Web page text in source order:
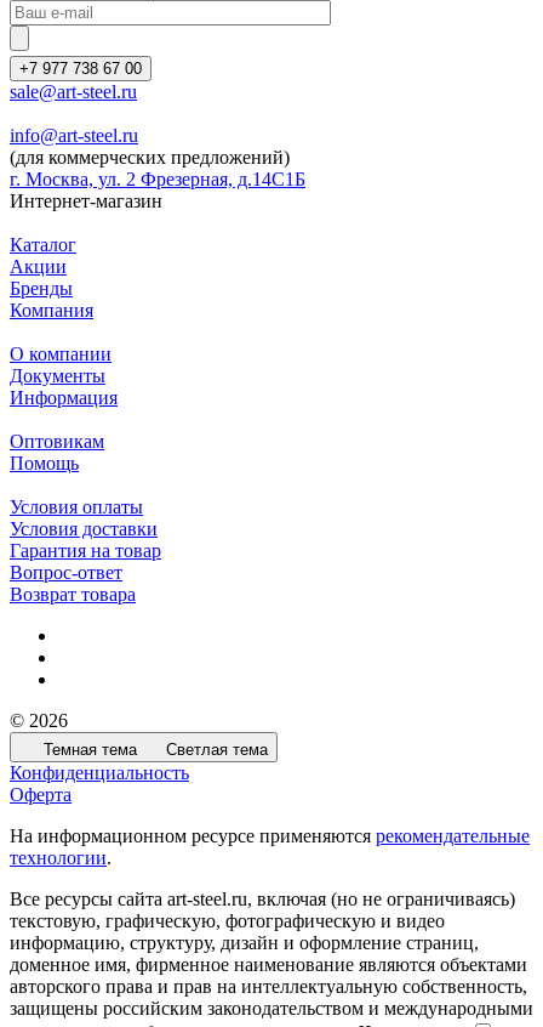
+7 977 738 67 00
sale@art-steel.ru
info@art-steel.ru
(для коммерческих предложений)
г. Москва, ул. 2 Фрезерная, д.14С1Б
Интернет-магазин
Каталог
Акции
Бренды
Компания
О компании
Документы
Информация
Оптовикам
Помощь
Условия оплаты
Условия доставки
Гарантия на товар
Вопрос-ответ
Возврат товара
© 2026
Темная тема Светлая тема
Конфиденциальность
Оферта
На информационном ресурсе применяются рекомендательные
технологии.
Все ресурсы сайта art-steel.ru, включая (но не ограничиваясь)
текстовую, графическую, фотографическую и видео
информацию, структуру, дизайн и оформление страниц,
доменное имя, фирменное наименование являются объектами
авторского права и прав на интеллектуальную собственность,
защищены российским законодательством и международными